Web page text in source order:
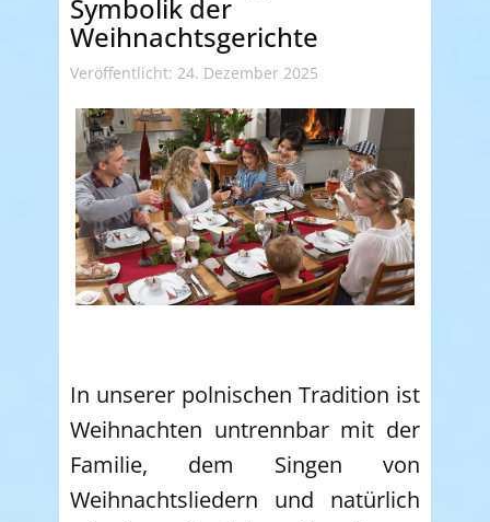
Symbolik der
Weihnachtsgerichte
Veröffentlicht: 24. Dezember 2025
In unserer polnischen Tradition ist
Weihnachten untrennbar mit der
Familie, dem Singen von
Weihnachtsliedern und natürlich